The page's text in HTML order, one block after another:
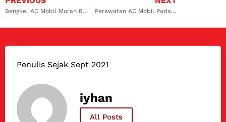
Bengkel AC Mobil Murah Braga, Masalah Terselesaikan dengan Periksa dan Perawatan di Dokter Mobil! Perawatan AC Mobil Padalarang Dokter Mobil! Periksa Gejalanya Sekarang!
Penulis Sejak Sept 2021
iyhan
All Posts